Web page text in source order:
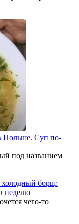
Польше. Суп по-
под названием
борщ:
неделю
чего-то